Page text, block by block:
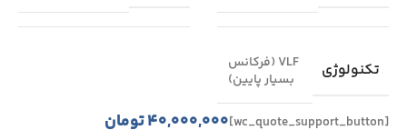
تکنولوژی
VLF (فرکانس
بسیار پایین)
[wc_quote_support_button] ۴۰,۰۰۰,۰۰۰تومان